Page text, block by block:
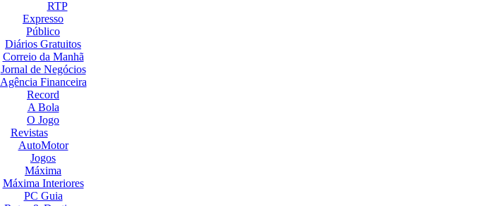
RTP
Expresso
Público
Diários Gratuitos
Correio da Manhã
Jornal de Negócios
Agência Financeira
Record
A Bola
O Jogo
Revistas
AutoMotor
Jogos
Máxima
Máxima Interiores
PC Guia